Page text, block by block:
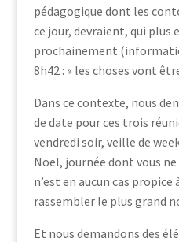
pédagogique dont les
ce jour, devraient, qui plus
prochainement
8h42 : « les choses vont
Dans ce contexte, nous
de date pour ces trois
vendredi soir, veille de
Noël, journée dont vous
n’est en aucun cas propice
rassembler le plus grand
Et nous demandons des